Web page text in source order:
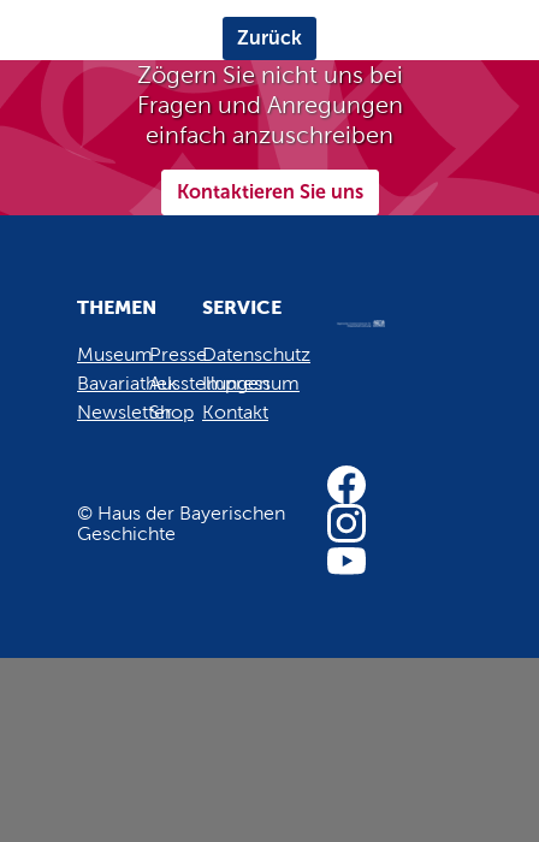
Zurück
Zögern Sie nicht uns bei
Fragen und Anregungen
einfach anzuschreiben
Kontaktieren Sie uns
THEMEN
Museum
Bavariathek
Newsletter
Presse
Ausstellungen
Shop
SERVICE
Datenschutz
Impressum
Kontakt
© Haus der Bayerischen
Geschichte